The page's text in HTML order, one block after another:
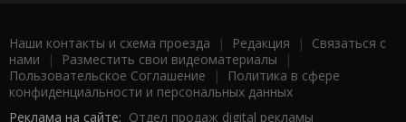
Наши контакты и схема проезда | Редакция | Связаться с
нами | Разместить свои видеоматериалы |
Пользовательское Соглашение |
Политика в сфере
конфиденциальности и персональных данных
Реклама на сайте: Отдел продаж digital рекламы